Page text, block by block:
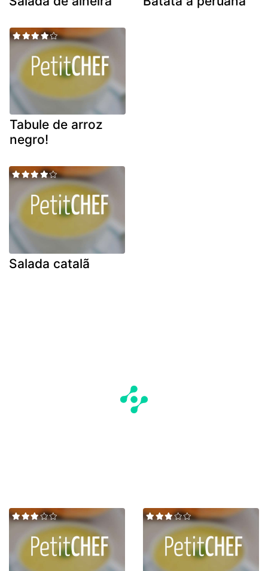
Tabule de arroz
negro!
Salada catalã